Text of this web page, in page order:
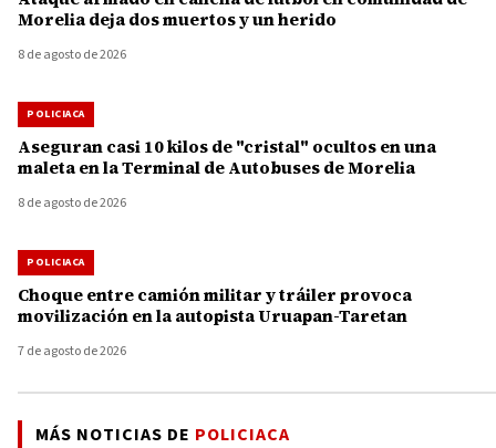
Morelia deja dos muertos y un herido
8 de agosto de 2026
POLICIACA
Aseguran casi 10 kilos de "cristal" ocultos en una
maleta en la Terminal de Autobuses de Morelia
8 de agosto de 2026
POLICIACA
Choque entre camión militar y tráiler provoca
movilización en la autopista Uruapan-Taretan
7 de agosto de 2026
MÁS NOTICIAS DE POLICIACA